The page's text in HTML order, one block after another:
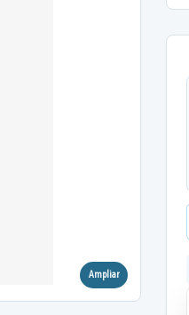
Ampliar